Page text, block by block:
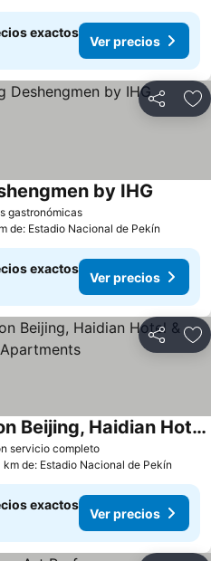
exactos
Ver precios
Compartir
gastronómicas
by IHG
de: Estadio Nacional de Pekín
exactos
Ver precios
Compartir
servicio completo
Four Points by Sheraton Beijing, Haidian Hotel & Serviced Apartments
km de: Estadio Nacional de Pekín
exactos
Ver precios